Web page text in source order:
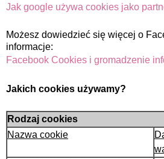
Jak google używa cookies jako
Możesz dowiedzieć się więcej o
informacje:
Facebook Cookies i gromadzenie
Jakich cookies używamy?
Rodzaj cookies
Nazwa cookie